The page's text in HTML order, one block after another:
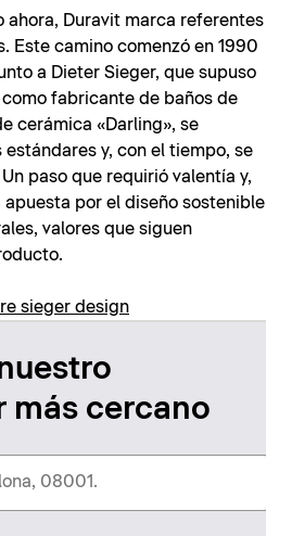
ahora, Duravit marca referentes
Este camino comenzó en 1990
a Dieter Sieger, que supuso
fabricante de baños de
cerámica «Darling», se
y, con el tiempo, se
paso que requirió valentía y,
por el diseño sostenible
valores que siguen
sieger design
más cercano